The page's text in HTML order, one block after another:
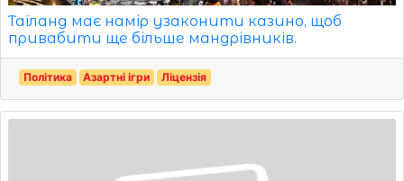
Таїланд має намір узаконити казино, щоб
привабити ще більше мандрівників.
Політика Азартні ігри Ліцензія